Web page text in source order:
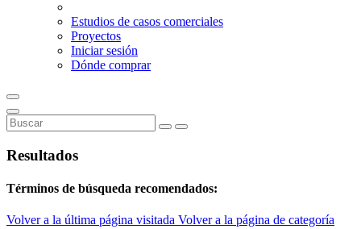
Estudios de casos comerciales
Proyectos
Iniciar sesión
Dónde comprar
Resultados
Términos de búsqueda recomendados:
Volver a la última página visitada Volver a la página de categoría